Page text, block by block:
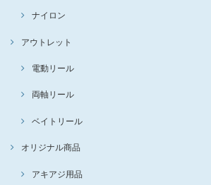
ナイロン
アウトレット
電動リール
両軸リール
ベイトリール
オリジナル商品
アキアジ用品